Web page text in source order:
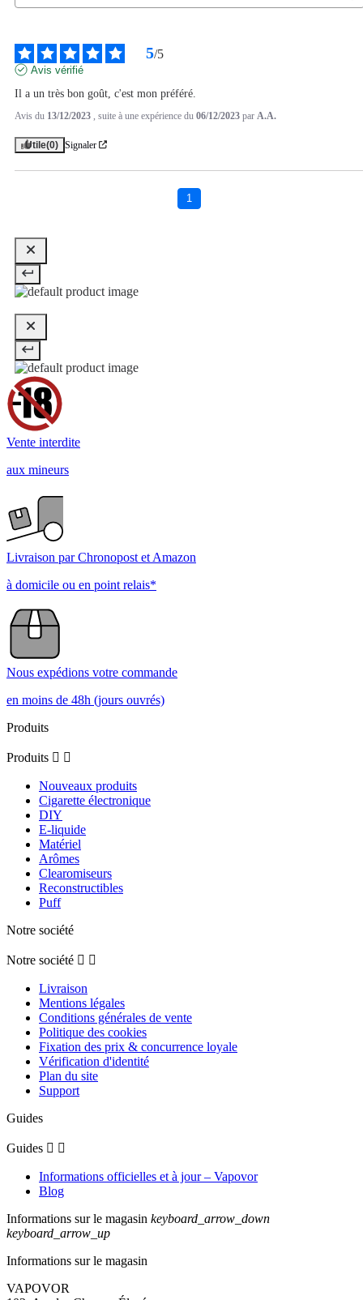
5/5
Avis vérifié
Il a un très bon goût, c'est mon préféré.
Avis du 13/12/2023 , suite à une expérience du 06/12/2023 par A.A.
Utile(0) Signaler
1
Vente interdite
aux mineurs
Livraison par Chronopost et Amazon
à domicile ou en point relais*
Nous expédions votre commande
en moins de 48h (jours ouvrés)
Produits
Produits  
Nouveaux produits
Cigarette électronique
DIY
E-liquide
Matériel
Arômes
Clearomiseurs
Reconstructibles
Puff
Notre société
Notre société  
Livraison
Mentions légales
Conditions générales de vente
Politique des cookies
Fixation des prix & concurrence loyale
Vérification d'identité
Plan du site
Support
Guides
Guides  
Informations officielles et à jour – Vapovor
Blog
Informations sur le magasin keyboard_arrow_down
keyboard_arrow_up
Informations sur le magasin
VAPOVOR